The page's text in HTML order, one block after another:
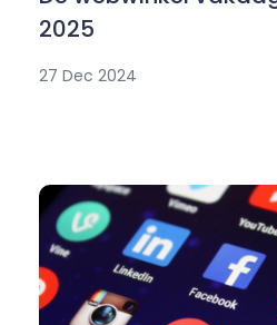
2025
27 Dec 2024